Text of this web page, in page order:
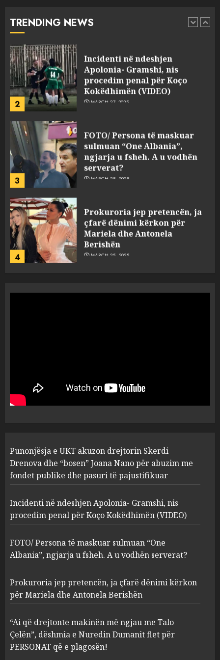
TRENDING NEWS
1
pasuri të pajustifikuar
2
Incidenti në ndeshjen
Apolonia- Gramshi, nis
procedim penal për Koço
Kokëdhimën (VIDEO)
MARCH 27, 2025
3
FOTO/ Persona të maskuar
sulmuan “One Albania”,
ngjarja u fsheh. A u vodhën
serverat?
MARCH 25, 2025
4
Prokuroria jep pretencën, ja
çfarë dënimi kërkon për
Mariela dhe Antonela
Berishën
MARCH 25, 2025
1
“bosen” Joana Nano për
abuzim me fondet publike dhe
pasuri të pajustifikuar
2
Apolonia- Gramshi, nis
procedim penal për Koço
Kokëdhimën (VIDEO)
MARCH 27, 2025
3
FOTO/ Persona të maskuar
sulmuan “One Albania”,
ngjarja u fsheh. A u vodhën
serverat?
4
Prokuroria jep pretencën, ja
çfarë dënimi kërkon për
Berishën
MARCH 25, 2025
Punonjësja e UKT akuzon drejtorin Skerdi
Drenova dhe “bosen” Joana Nano për abuzim me
fondet publike dhe pasuri të pajustifikuar
Incidenti në ndeshjen Apolonia- Gramshi, nis
procedim penal për Koço Kokëdhimën (VIDEO)
FOTO/ Persona të maskuar sulmuan “One
Albania”, ngjarja u fsheh. A u vodhën serverat?
Prokuroria jep pretencën, ja çfarë dënimi kërkon
për Mariela dhe Antonela Berishën
“Ai që drejtonte makinën më ngjau me Talo
Çelën”, dëshmia e Nuredin Dumanit flet për
PERSONAT që e plagosën!